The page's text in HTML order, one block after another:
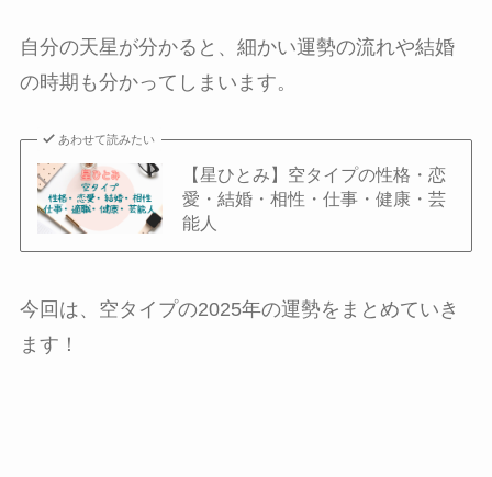
自分の天星が分かると、細かい運勢の流れや結婚
の時期も分かってしまいます。
あわせて読みたい
【星ひとみ】空タイプの性格・恋
愛・結婚・相性・仕事・健康・芸
能人
今回は、空タイプの2025年の運勢をまとめていき
ます！